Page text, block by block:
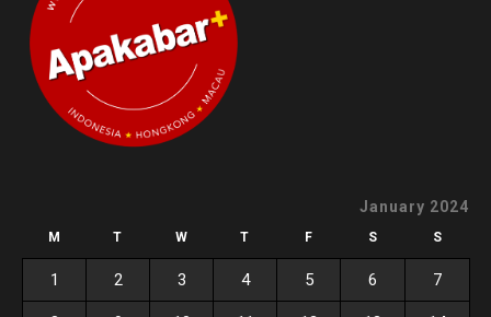
January 2024
M T W T F S S
1 2 3 4 5 6 7